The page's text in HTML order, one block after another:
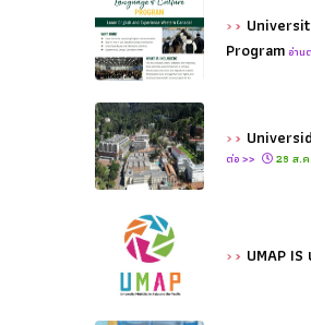
Program อ่า
ต่อ >> 28 ส.
UMAP